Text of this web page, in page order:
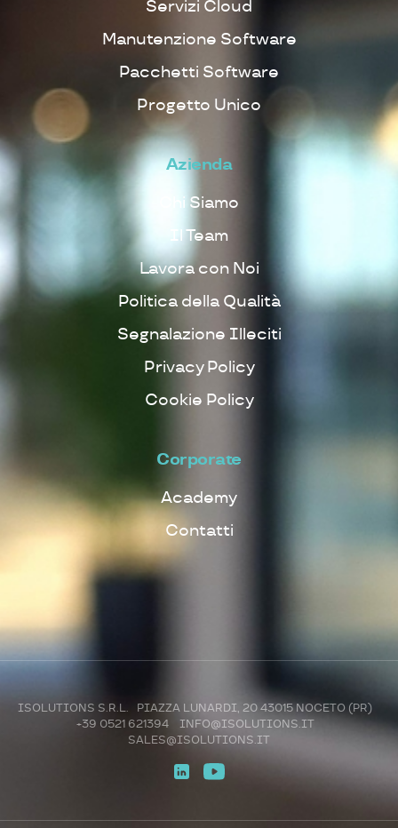
Servizi Cloud
Manutenzione Software
Pacchetti Software
Progetto Unico
Azienda
Chi Siamo
Il Team
Lavora con Noi
Politica della Qualità
Segnalazione Illeciti
Privacy Policy
Cookie Policy
Corporate
Academy
Contatti
ISOLUTIONS S.R.L. PIAZZA LUNARDI, 20 43015 NOCETO (PR)
+39 0521 621394
INFO@ISOLUTIONS.IT
SALES@ISOLUTIONS.IT